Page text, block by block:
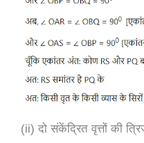
(ii) दो संकेंद्रित वृत्तों की